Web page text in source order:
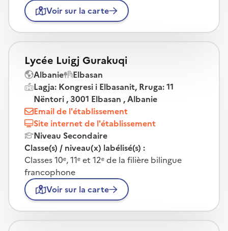
Voir sur la carte
Lycée Luigj Gurakuqi
Albanie
Elbasan
Lagja: Kongresi i Elbasanit, Rruga: 11
Nëntori , 3001 Elbasan , Albanie
Email de l'établissement
Site internet de l'établissement
Niveau Secondaire
Classe(s) / niveau(x) labélisé(s) :
Classes 10ᵉ, 11ᵉ et 12ᵉ de la filière bilingue
francophone
Voir sur la carte